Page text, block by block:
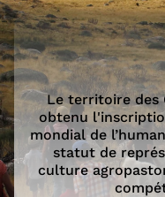
Le territoire des
obtenu
mondial de
statut de
culture